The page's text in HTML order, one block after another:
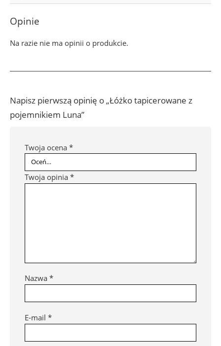
Opinie
Na razie nie ma opinii o produkcie.
Napisz pierwszą opinię o „Łóżko tapicerowane z
pojemnikiem Luna”
Twoja ocena *
Twoja opinia *
Nazwa *
E-mail *